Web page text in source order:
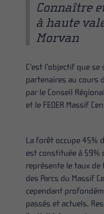
Connaître
à haute
Morvan
C’est l’objectif que
partenaires au cours
par le Conseil
et le FEDER Massif
La forêt occupe 45%
est constituée à 59%
représente le taux de
des Parcs du Massif
cependant
passés et actuels.